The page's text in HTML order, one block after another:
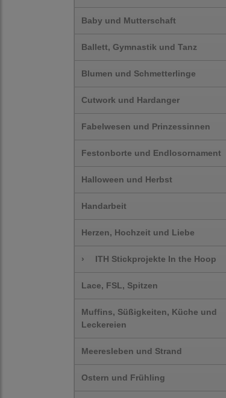
Baby und Mutterschaft
Ballett, Gymnastik und Tanz
Blumen und Schmetterlinge
Cutwork und Hardanger
Fabelwesen und Prinzessinnen
Festonborte und Endlosornament
Halloween und Herbst
Handarbeit
Herzen, Hochzeit und Liebe
› ITH Stickprojekte In the Hoop
Lace, FSL, Spitzen
Muffins, Süßigkeiten, Küche und
Leckereien
Meeresleben und Strand
Ostern und Frühling